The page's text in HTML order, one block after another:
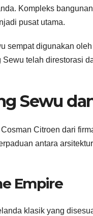
Kompleks
pusat utama.
sempat digunakan
telah direstorasi
Sewu
Citroen dari
antara
Empire
klasik yang